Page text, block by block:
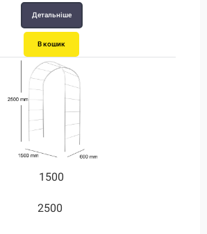
Детальніше
В кошик
1500
2500